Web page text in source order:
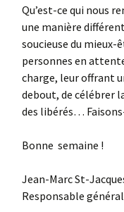
Qu’est-ce qui nous
une manière
soucieuse du mieux-
personnes en
charge, leur offrant
debout, de célébrer
des libérés…
Bonne semaine !
Jean-Marc St-
Responsable général